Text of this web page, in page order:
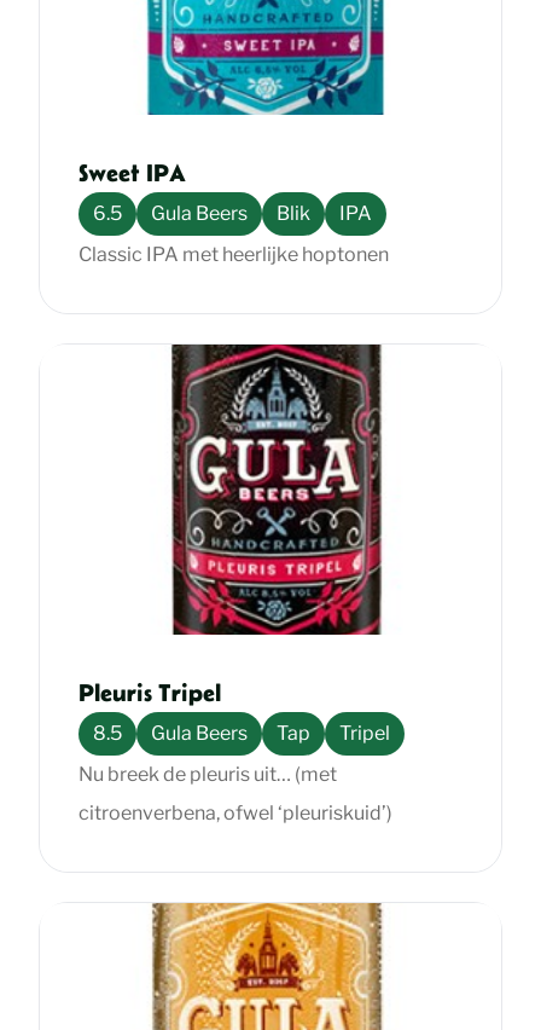
Sweet IPA
6.5 Gula Beers Blik
IPA
Classic IPA met heerlijke hoptonen
Pleuris Tripel
8.5 Gula Beers Tap
Tripel
Nu breek de pleuris uit… (met
citroenverbena, ofwel ‘pleuriskuid’)